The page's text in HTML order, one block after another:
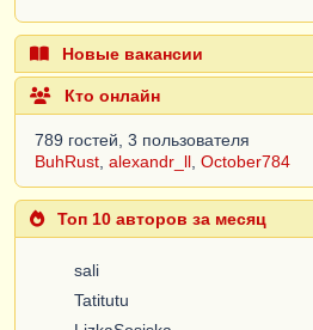
Новые вакансии
Кто онлайн
789 гостей, 3 пользователя
BuhRust, alexandr_ll, October784
Топ 10 авторов за месяц
sali
Tatitutu